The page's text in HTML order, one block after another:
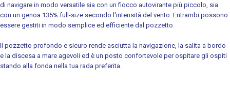
di navigare in modo versatile sia con un fiocco autovirante più piccolo, sia
con un genoa 135% full-size secondo l'intensità del vento. Entrambi possono
essere gestiti in modo semplice ed efficiente dal pozzetto.
Il pozzetto profondo e sicuro rende asciutta la navigazione, la salita a bordo
e la discesa a mare agevoli ed è un posto confortevole per ospitare gli ospiti
stando alla fonda nella tua rada preferita.